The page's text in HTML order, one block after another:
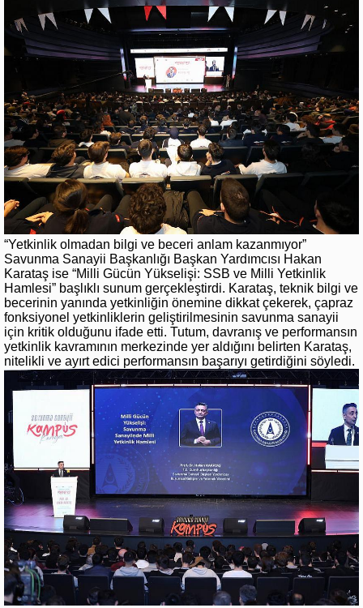
“Yetkinlik olmadan bilgi ve beceri anlam kazanmıyor”
Savunma Sanayii Başkanlığı Başkan Yardımcısı Hakan
Karataş ise “Milli Gücün Yükselişi: SSB ve Milli Yetkinlik
Hamlesi” başlıklı sunum gerçekleştirdi. Karataş, teknik bilgi ve
becerinin yanında yetkinliğin önemine dikkat çekerek, çapraz
fonksiyonel yetkinliklerin geliştirilmesinin savunma sanayii
için kritik olduğunu ifade etti. Tutum, davranış ve performansın
yetkinlik kavramının merkezinde yer aldığını belirten Karataş,
nitelikli ve ayırt edici performansın başarıyı getirdiğini söyledi.